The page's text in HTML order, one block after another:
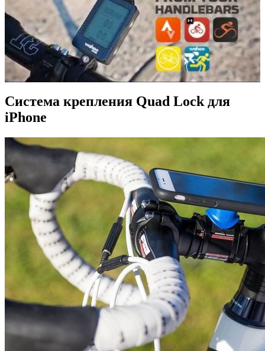
Система крепления Quad Lock для
iPhone